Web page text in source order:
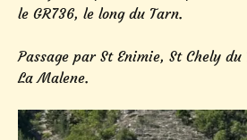
le GR736, le long du Tarn.
Passage par St Enimie, St Chely
La Malene.